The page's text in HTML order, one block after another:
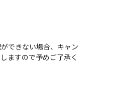
できない場合、キャン
ますので予めご了承く